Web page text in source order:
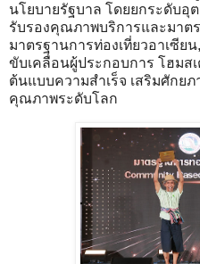
นโยบายรัฐบาล โดยยกระดับอุ
รับรองคุณภาพบริการและมาตร
มาตรฐานการท่องเที่ยวอาเซีย
ขับเคลื่อนผู้ประกอบการ โฮมส
ต้นแบบความสำเร็จ เสริมศักย
คุณภาพระดับโลก